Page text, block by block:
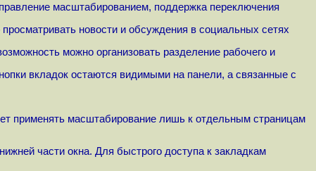
масштабированием, поддержка переключения
новости и обсуждения в социальных сетях
можно организовать разделение рабочего и
вкладок остаются видимыми на панели, а связанные с
применять масштабирование лишь к отдельным страницам
части окна. Для быстрого доступа к закладкам